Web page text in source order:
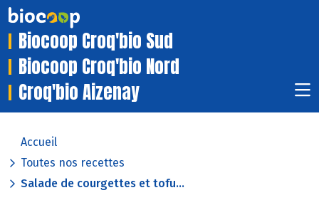
Biocoop Croq'bio Sud
Biocoop Croq'bio Nord
Croq'bio Aizenay
Accueil
Toutes nos recettes
Salade de courgettes et tofu...